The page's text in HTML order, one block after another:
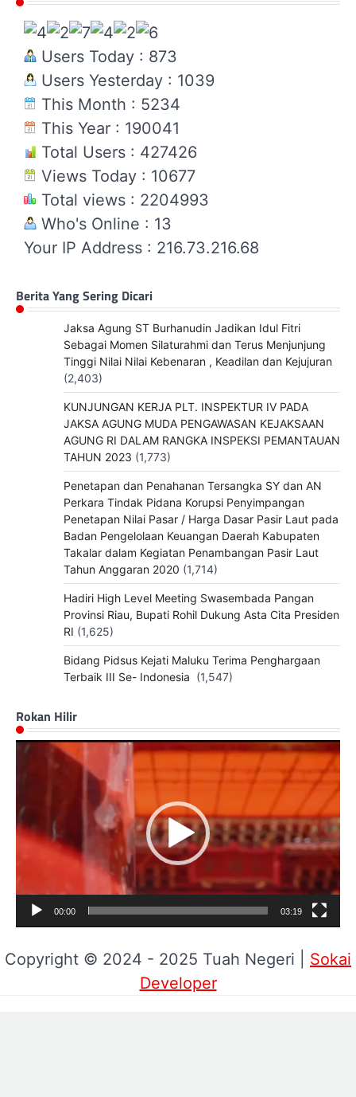
Users Today : 873
Users Yesterday : 1039
This Month : 5234
This Year : 190041
Total Users : 427426
Views Today : 10677
Total views : 2204993
Who's Online : 13
Your IP Address : 216.73.216.68
Berita Yang Sering Dicari
Jaksa Agung ST Burhanudin Jadikan Idul Fitri
Sebagai Momen Silaturahmi dan Terus Menjunjung
Tinggi Nilai Nilai Kebenaran , Keadilan dan Kejujuran
(2,403)
KUNJUNGAN KERJA PLT. INSPEKTUR IV PADA
JAKSA AGUNG MUDA PENGAWASAN KEJAKSAAN
AGUNG RI DALAM RANGKA INSPEKSI PEMANTAUAN
TAHUN 2023 (1,773)
Penetapan dan Penahanan Tersangka SY dan AN
Perkara Tindak Pidana Korupsi Penyimpangan
Penetapan Nilai Pasar / Harga Dasar Pasir Laut pada
Badan Pengelolaan Keuangan Daerah Kabupaten
Takalar dalam Kegiatan Penambangan Pasir Laut
Tahun Anggaran 2020 (1,714)
Hadiri High Level Meeting Swasembada Pangan
Provinsi Riau, Bupati Rohil Dukung Asta Cita Presiden
RI (1,625)
Bidang Pidsus Kejati Maluku Terima Penghargaan
Terbaik III Se- Indonesia (1,547)
Rokan Hilir
Pemutar
00:00 03:19
Copyright © 2024 - 2025 Tuah Negeri | Sokai
Developer